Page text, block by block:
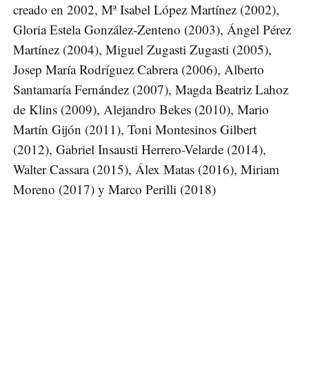
creado en 2002, Mª Isabel López Martínez (2002),
Gloria Estela González-Zenteno (2003), Ángel Pérez
Martínez (2004), Miguel Zugasti Zugasti (2005),
Josep María Rodríguez Cabrera (2006), Alberto
Santamaría Fernández (2007), Magda Beatriz Lahoz
de Klins (2009), Alejandro Bekes (2010), Mario
Martín Gijón (2011), Toni Montesinos Gilbert
(2012), Gabriel Insausti Herrero-Velarde (2014),
Walter Cassara (2015), Álex Matas (2016), Miriam
Moreno (2017) y Marco Perilli (2018)